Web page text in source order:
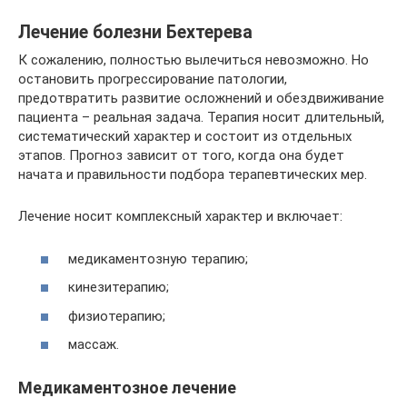
Лечение болезни Бехтерева
К сожалению, полностью вылечиться невозможно. Но
остановить прогрессирование патологии,
предотвратить развитие осложнений и обездвиживание
пациента – реальная задача. Терапия носит длительный,
систематический характер и состоит из отдельных
этапов. Прогноз зависит от того, когда она будет
начата и правильности подбора терапевтических мер.
Лечение носит комплексный характер и включает:
медикаментозную терапию;
кинезитерапию;
физиотерапию;
массаж.
Медикаментозное лечение